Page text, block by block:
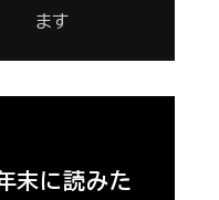
ます
末に読みた